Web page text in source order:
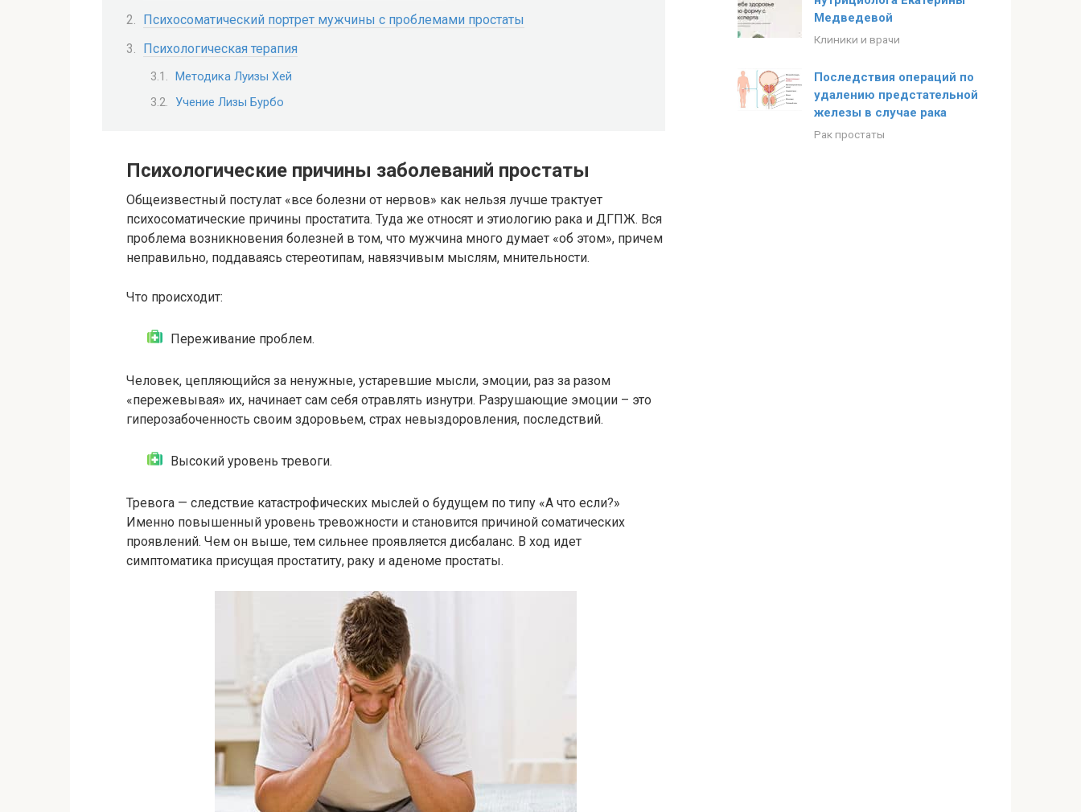
Психосоматический портрет мужчины с проблемами простаты
Психологическая терапия
Методика Луизы Хей
Учение Лизы Бурбо
Психологические причины заболеваний простаты
Общеизвестный постулат «все болезни от нервов» как нельзя лучше трактует
психосоматические причины простатита. Туда же относят и этиологию рака и ДГПЖ. Вся
проблема возникновения болезней в том, что мужчина много думает «об этом», причем
неправильно, поддаваясь стереотипам, навязчивым мыслям, мнительности.
Что происходит:
Переживание проблем.
Человек, цепляющийся за ненужные, устаревшие мысли, эмоции, раз за разом
«пережевывая» их, начинает сам себя отравлять изнутри. Разрушающие эмоции – это
гиперозабоченность своим здоровьем, страх невыздоровления, последствий.
Высокий уровень тревоги.
Тревога — следствие катастрофических мыслей о будущем по типу «А что если?»
Именно повышенный уровень тревожности и становится причиной соматических
проявлений. Чем он выше, тем сильнее проявляется дисбаланс. В ход идет
симптоматика присущая простатиту, раку и аденоме простаты.
Медведевой
Клиники и врачи
Последствия операций по
удалению предстательной
железы в случае рака
Рак простаты